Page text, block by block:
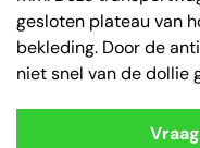
gesloten plateau van
bekleding. Door de
niet snel van de dollie